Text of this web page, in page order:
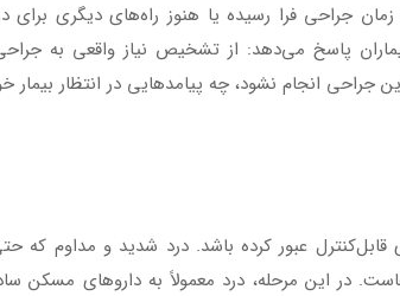
جراحی فرا رسیده یا هنوز راه‌های دیگری برای
پاسخ می‌دهد: از تشخیص نیاز واقعی به
انجام نشود، چه پیامدهایی در انتظار بیمار
عبور کرده باشد. درد شدید و مداوم که
در این مرحله، درد معمولاً به داروهای مسکن